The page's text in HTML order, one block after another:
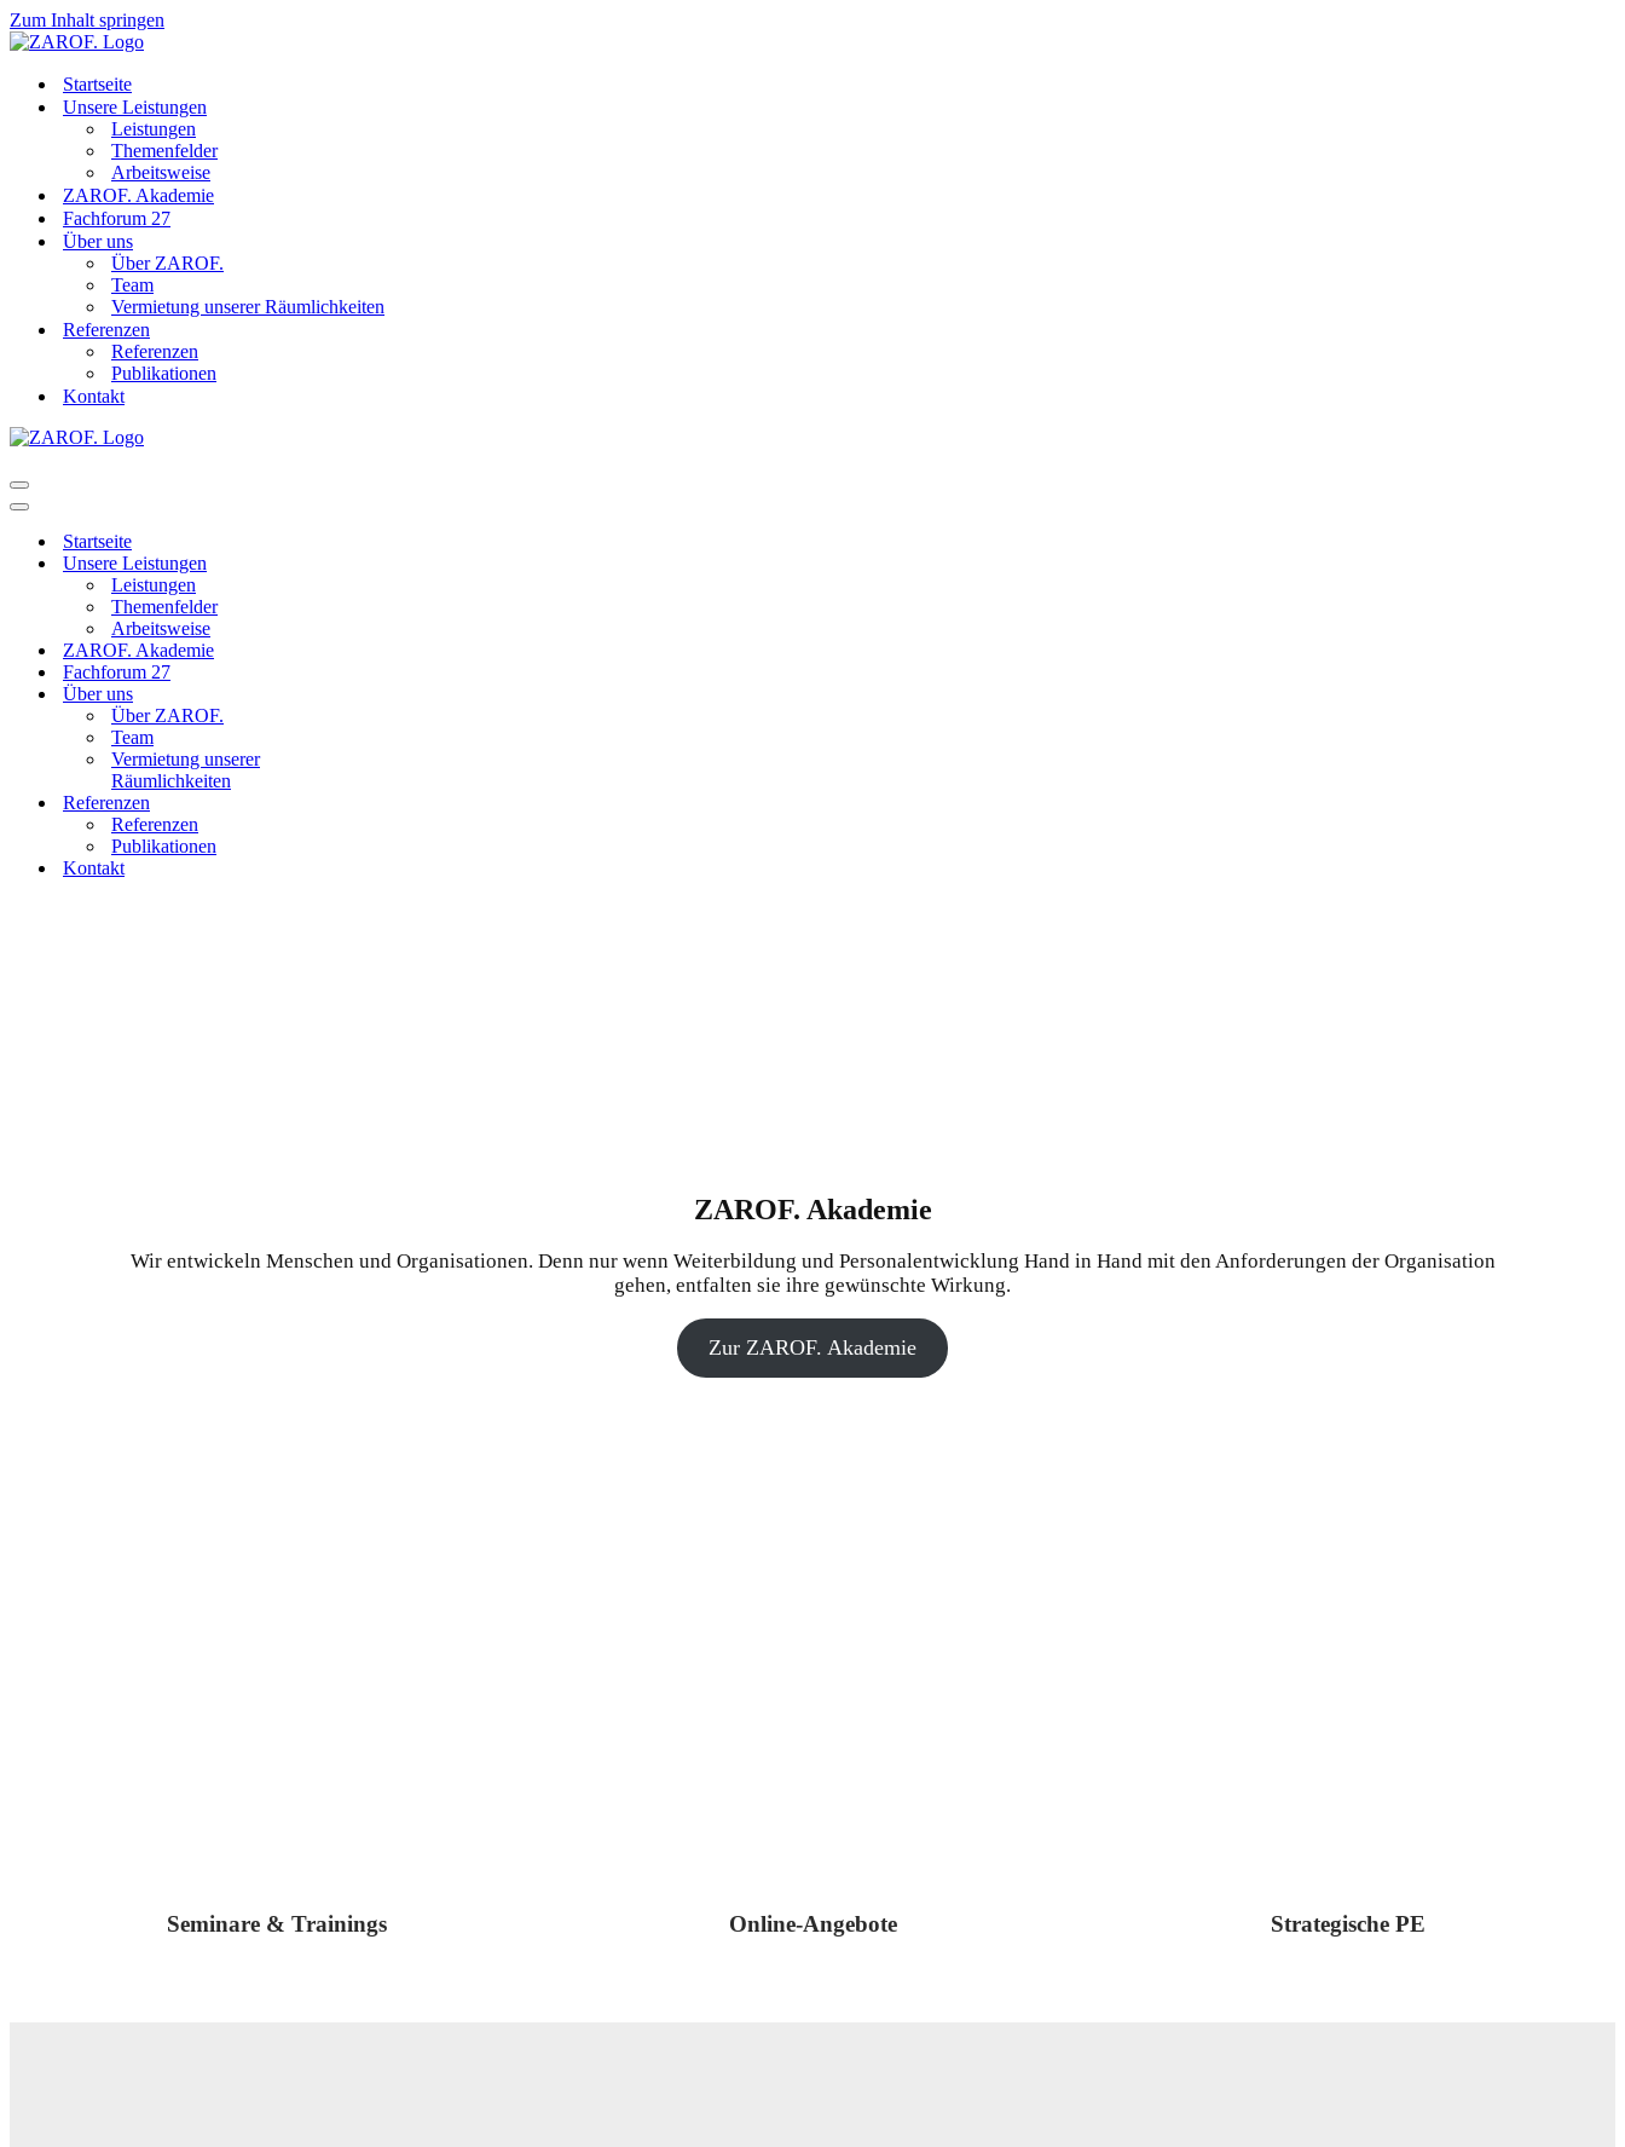
Zum Inhalt springen
Startseite
Unsere Leistungen
Leistungen
Themenfelder
Arbeitsweise
ZAROF. Akademie
Fachforum 27
Über uns
Über ZAROF.
Team
Vermietung unserer Räumlichkeiten
Referenzen
Referenzen
Publikationen
Kontakt
Navigationsmenü
Navigationsmenü
Startseite
Unsere Leistungen
Leistungen
Themenfelder
Arbeitsweise
ZAROF. Akademie
Fachforum 27
Über uns
Über ZAROF.
Team
Vermietung unserer
Räumlichkeiten
Referenzen
Referenzen
Publikationen
Kontakt
ZAROF. Akademie
Wir entwickeln Menschen und Organisationen. Denn nur wenn Weiterbildung und Personalentwicklung Hand in Hand mit den Anforderungen der Organisation
gehen, entfalten sie ihre gewünschte Wirkung.
Zur ZAROF. Akademie
Seminare & Trainings Online-Angebote Strategische PE